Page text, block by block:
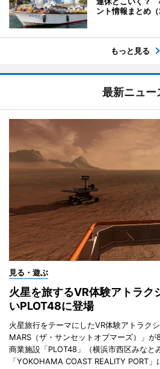
ント情報まとめ（
もっと見る
最新ニュー
見る・遊ぶ
火星を旅するVR体験アトラ
いPLOT48に登場
火星旅行をテーマにしたVR体験アトラク
MARS（ザ・サンセットオブマーズ）」
商業施設「PLOT48」（横浜市西区みなと
「YOKOHAMA COAST REALITY PORT」